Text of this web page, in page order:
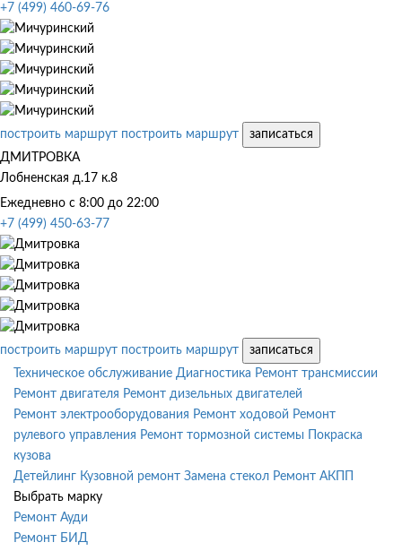
+7 (499) 460-69-76
построить маршрут построить маршрут
записаться
ДМИТРОВКА
Лобненская д.17 к.8
Ежедневно с 8:00 до 22:00
+7 (499) 450-63-77
построить маршрут построить маршрут
записаться
Техническое обслуживание Диагностика Ремонт трансмиссии
Ремонт двигателя Ремонт дизельных двигателей
Ремонт электрооборудования Ремонт ходовой Ремонт
рулевого управления Ремонт тормозной системы
Покраска
кузова
Детейлинг Кузовной ремонт Замена стекол Ремонт АКПП
Выбрать марку
Ремонт Ауди
Ремонт БИД